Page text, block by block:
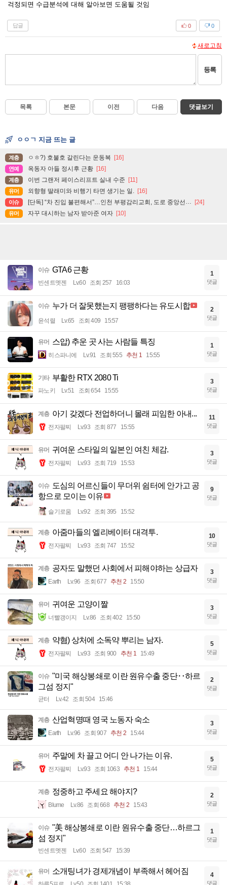
걱정되면 수급분석에 대해 알아보면 도움될 것임
답글 0
0
새로고침
등록
목록 본문 이전 다음 댓글보기
ㅇㅇㄱ 지금 뜨는 글
계층 ㅇㅎ?) 호불호 갈린다는 운동복 [16]
연예 옥동자 아들 정시후 근황 [16]
계층 이번 그랜저 페이스리프트 실내 수준 [11]
유머 외향형 딸래미와 비행기 타면 생기는 일. [16]
이슈 [단독] “차 진입 불편해서”…인천 부평감리교회, 도로 중앙선 ‘검은 페인트’로 지워 [24]
유머 자꾸 대시하는 남자 받아준 여자 [10]
이슈 GTA6 근황
빈센트멧젠 Lv.60 조회 257 16:03
1
댓글
이슈 누가 더 잘못했는지 팽팽하다는 유도시합
윤석렬 Lv.65 조회 409 15:57
2
댓글
유머 스압) 추운 곳 사는 사람들 특징
히스파니에 Lv.91 조회 555 추천 1 15:55
1
댓글
기타 부활한 RTX 2080 Ti
파노키 Lv.51 조회 654 15:55
3
댓글
계층 아기 갖겠다 전업하더니 몰래 피임한 아내...
전자팔찌 Lv.93 조회 877 15:55
11
댓글
유머 귀여운 스타일의 일본인 여친 체감.
전자팔찌 Lv.93 조회 719 15:53
3
댓글
이슈 도심의 어르신들이 무더위 쉼터에 안가고 공
항으로 모이는 이유
슬기로움 Lv.92 조회 395 15:52
9
댓글
계층 아줌마들의 엘리베이터 대격투.
전자팔찌 Lv.93 조회 747 15:52
10
댓글
계층 공자도 말했던 사회에서 피해야하는 상급자
Earth Lv.96 조회 677 추천 2 15:50
3
댓글
유머 귀여운 고양이짤
너빨갱이지 Lv.86 조회 402 15:50
3
댓글
계층 약혐) 상처에 소독약 뿌리는 남자.
전자팔찌 Lv.93 조회 900 추천 1 15:49
5
댓글
이슈 "미국 해상봉쇄로 이란 원유수출 중단‥하르
그섬 정지"
균터 Lv.42 조회 504 15:46
2
댓글
계층 산업혁명때 영국 노동자 숙소
Earth Lv.96 조회 907 추천 2 15:44
3
댓글
유머 주말에 차 끌고 어디 안 나가는 이유.
전자팔찌 Lv.93 조회 1063 추천 1 15:44
5
댓글
계층 정중하고 주세요 해야지?
Blume Lv.86 조회 668 추천 2 15:43
2
댓글
이슈 "美 해상봉쇄로 이란 원유수출 중단…하르그
섬 정지"
빈센트멧젠 Lv.60 조회 547 15:39
1
댓글
유머 소개팅녀가 경제개념이 부족해서 헤어짐 4
댓글